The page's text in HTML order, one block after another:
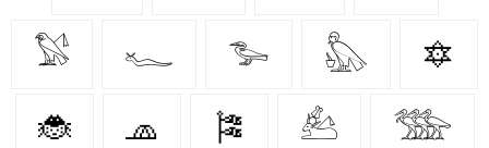
𓅄 𓆑 𓅧 𓅽 🔯
🐞 🧢 🎏 𓃕 𓅢